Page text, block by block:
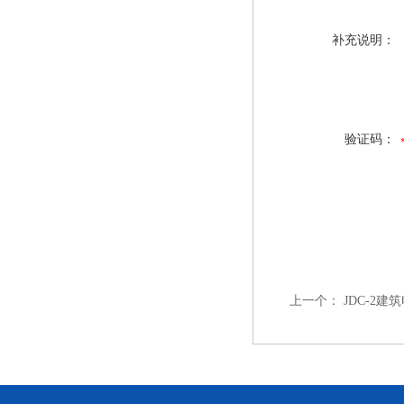
补充说明：
验证码：
上一个： JDC-2建